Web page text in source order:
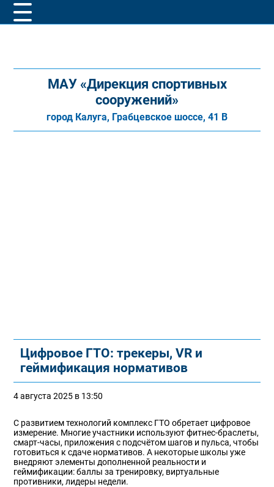
МАУ «Дирекция спортивных
сооружений»
город Калуга, Грабцевское шоссе, 41 В
Цифровое ГТО: трекеры, VR и
геймификация нормативов
4 августа 2025 в 13:50
С развитием технологий комплекс ГТО обретает цифровое
измерение. Многие участники используют фитнес-браслеты,
смарт-часы, приложения с подсчётом шагов и пульса, чтобы
готовиться к сдаче нормативов. А некоторые школы уже
внедряют элементы дополненной реальности и
геймификации: баллы за тренировку, виртуальные
противники, лидеры недели.